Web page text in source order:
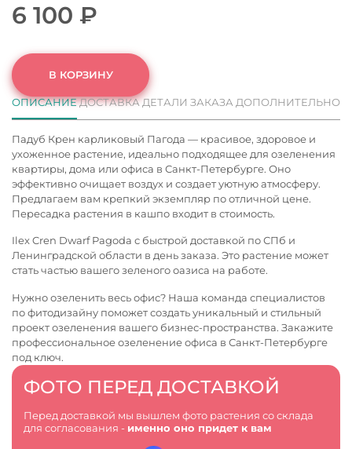
6 100 ₽
В КОРЗИНУ
ФОТО ПЕРЕД ДОСТАВКОЙ
Перед доставкой мы вышлем фото растения со склада
для согласования - именно оно придет к вам
ОПИСАНИЕДОСТАВКАДЕТАЛИ ЗАКАЗА ДОПОЛНИТЕЛЬНО
Падуб Крен карликовый Пагода — красивое, здоровое и
ухоженное растение, идеально подходящее для озеленения
квартиры, дома или офиса в Санкт-Петербурге. Оно
эффективно очищает воздух и создает уютную атмосферу.
Предлагаем вам крепкий экземпляр по отличной цене.
Пересадка растения в кашпо входит в стоимость.
Ilex Cren Dwarf Pagoda с быстрой доставкой по СПб и
Ленинградской области в день заказа. Это растение может
стать частью вашего зеленого оазиса на работе.
Нужно озеленить весь офис? Наша команда специалистов
по фитодизайну поможет создать уникальный и стильный
проект озеленения вашего бизнес-пространства. Закажите
профессиональноеозеленение офиса в Санкт-Петербурге
под ключ.